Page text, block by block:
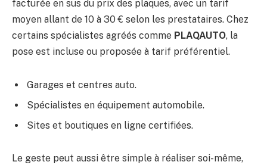
facturée en sus du prix des plaques, avec un tarif
moyen allant de 10 à 30 € selon les prestataires. Chez
certains spécialistes agréés comme PLAQAUTO, la
pose est incluse ou proposée à tarif préférentiel.
Garages et centres auto.
Spécialistes en équipement automobile.
Sites et boutiques en ligne certifiées.
Le geste peut aussi être simple à réaliser soi-même,